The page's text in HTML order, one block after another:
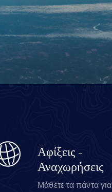
Αφίξεις -
Αναχωρήσεις
Μάθετε τα πάντα για